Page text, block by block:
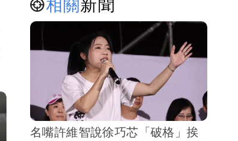
名嘴許維智說徐巧芯「破格」挨